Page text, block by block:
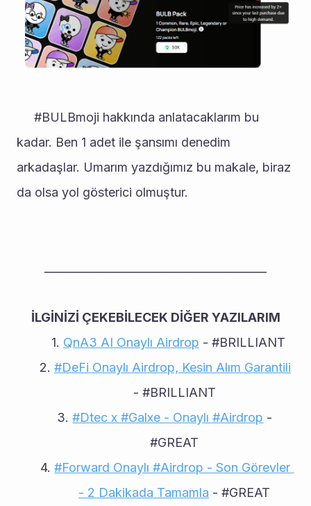
kadar. Ben 1 adet ile şansımı denedim
arkadaşlar. Umarım yazdığımız bu makale, biraz
da olsa yol gösterici olmuştur.
İLGİNİZİ ÇEKEBİLECEK DİĞER YAZILARIM
QnA3 AI Onaylı Airdrop - #BRILLIANT
#DeFi Onaylı Airdrop, Kesin Alım Garantili
- #BRILLIANT
#Dtec x #Galxe - Onaylı #Airdrop -
#GREAT
#Forward Onaylı #Airdrop - Son Görevler
- 2 Dakikada Tamamla - #GREAT